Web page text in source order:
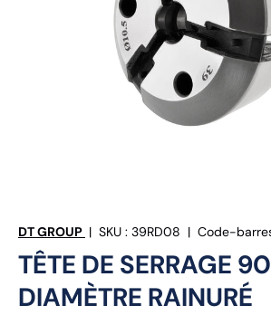
DT GROUP | SKU : 39RD08 | Code-
TÊTE DE SERRAGE
DIAMÈTRE RAINURÉ